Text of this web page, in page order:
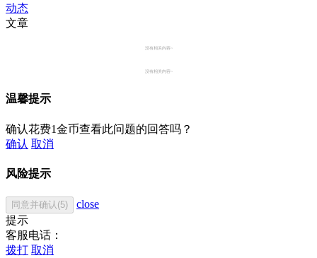
动态
文章
没有相关内容~
没有相关内容~
温馨提示
确认花费1金币查看此问题的回答吗？
确认 取消
风险提示
同意并确认(5)
close
提示
客服电话：
拨打 取消